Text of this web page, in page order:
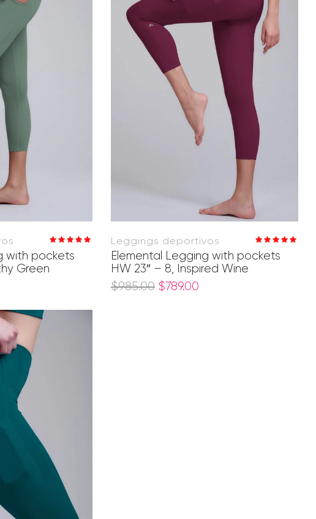
Valorado en
5.00de 5
with pockets
Green
Leggings deportivos
Valorado en
5.00de 5
Elemental Legging with pockets
HW 23″ – 8, Inspired Wine
$985.00 $789.00